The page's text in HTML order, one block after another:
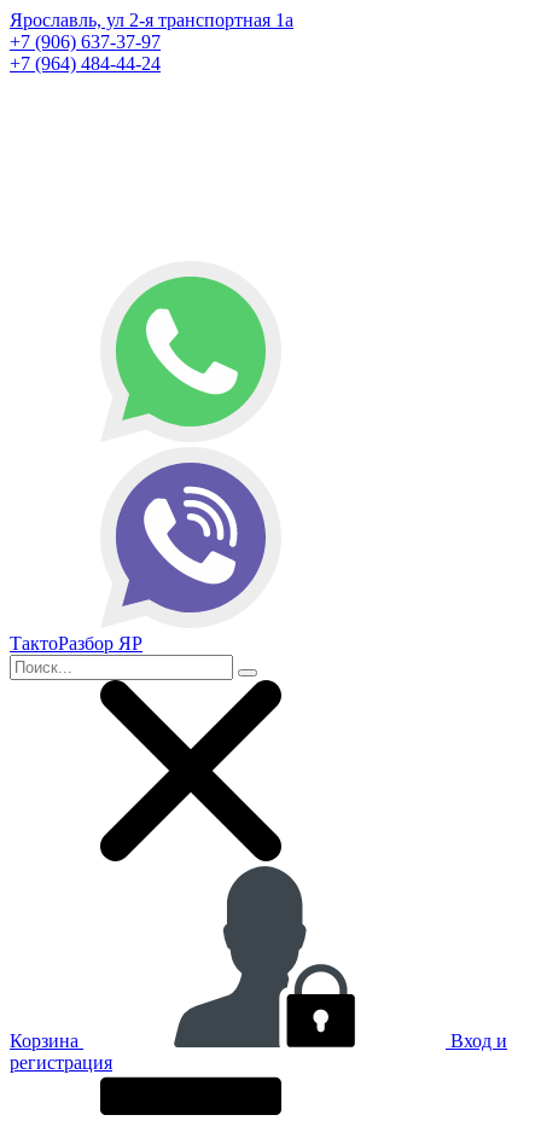
Ярославль, ул 2-я транспортная 1а
+7 (906) 637-37-97
+7 (964) 484-44-24
ТактоРазбор ЯР
Корзина
Вход и
регистрация